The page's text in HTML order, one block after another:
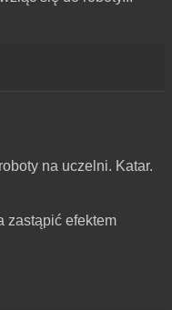
na uczelni. Katar.
zastąpić efektem